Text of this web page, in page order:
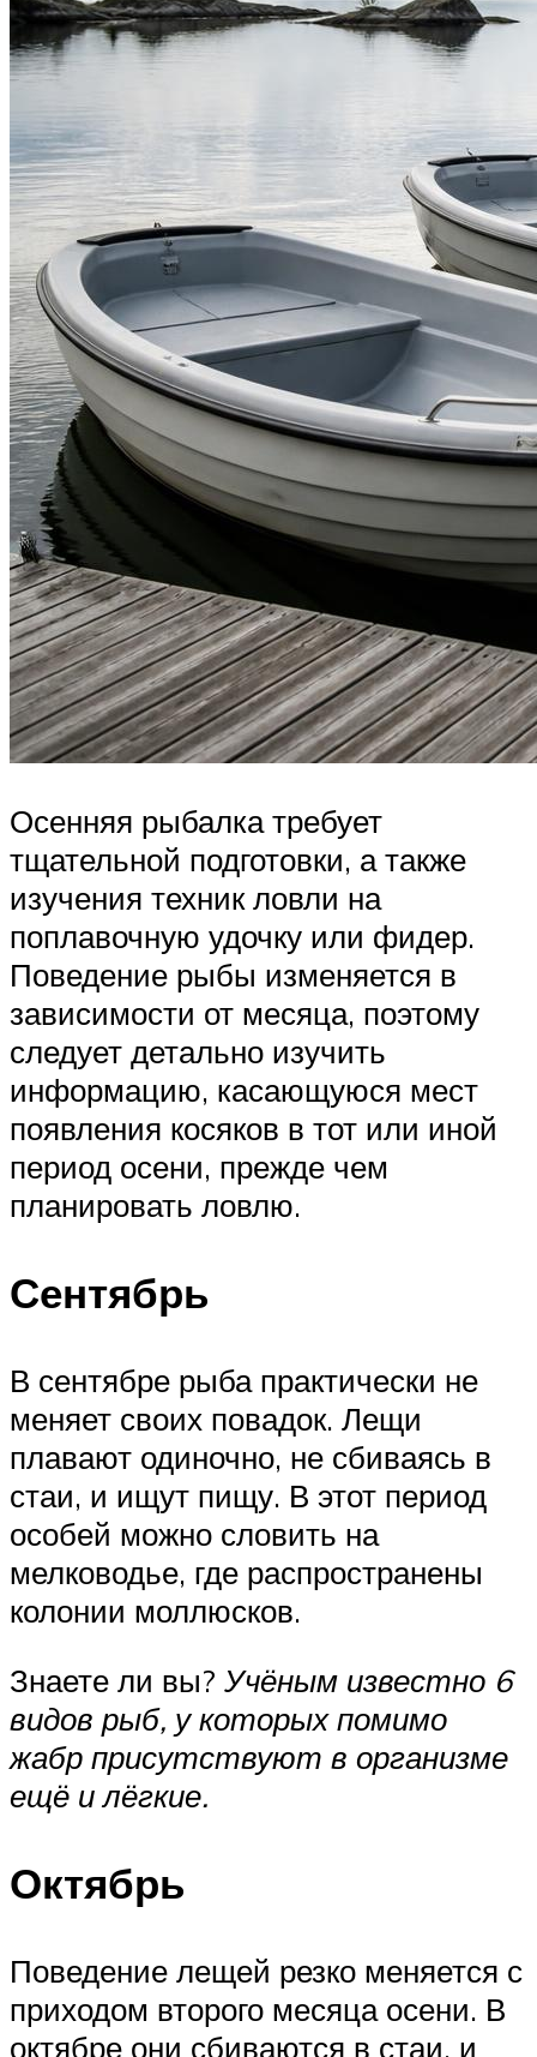
Осенняя рыбалка требует
тщательной подготовки, а также
изучения техник ловли на
поплавочную удочку или фидер.
Поведение рыбы изменяется в
зависимости от месяца, поэтому
следует детально изучить
информацию, касающуюся мест
появления косяков в тот или иной
период осени, прежде чем
планировать ловлю.
Сентябрь
В сентябре рыба практически не
меняет своих повадок. Лещи
плавают одиночно, не сбиваясь в
стаи, и ищут пищу. В этот период
особей можно словить на
мелководье, где распространены
колонии моллюсков.
Знаете ли вы? Учёным известно 6
видов рыб, у которых помимо
жабр присутствуют в организме
ещё и лёгкие.
Октябрь
Поведение лещей резко меняется с
приходом второго месяца осени. В
октябре они сбиваются в стаи, и